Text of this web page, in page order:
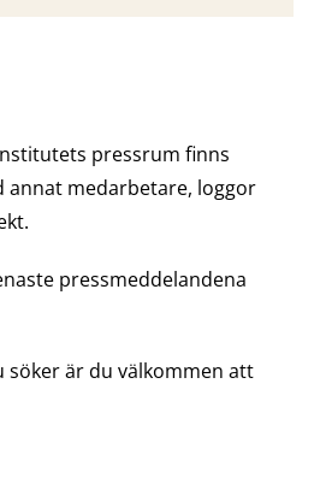
pressrum finns
annat medarbetare, loggor
pressmeddelandena
är du välkommen att